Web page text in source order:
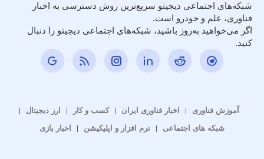
شبکه‌های اجتماعی دیجیتو سریع‌ترین روش دسترسی به اخبار
فناوری، علم و خودرو است.
اگر می‌خواهید به‌روز باشید، شبکه‌های اجتماعی دیجیتو را دنبال
کنید.
آموزش فناوری اخبار فناوری ایران کسب و کار
ارز دیجیتال
شبکه های اجتماعی
نرم افزار و اپلیکیشن اخبار بازی